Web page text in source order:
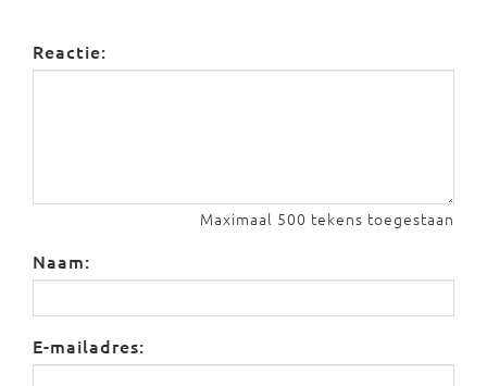
Reactie:
Maximaal 500 tekens toegestaan
Naam:
E-mailadres: